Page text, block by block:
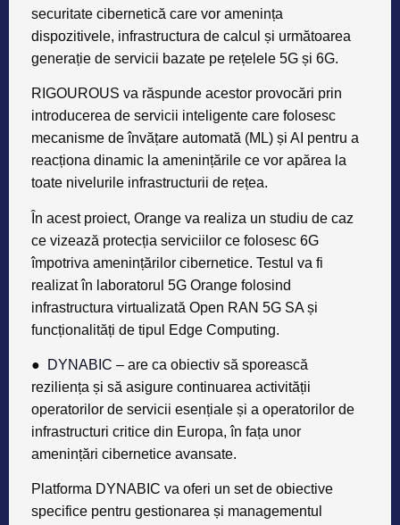
securitate cibernetică care vor amenința
dispozitivele, infrastructura de calcul și următoarea
generație de servicii bazate pe rețelele 5G și 6G.
RIGOUROUS va răspunde acestor provocări prin
introducerea de servicii inteligente care folosesc
mecanisme de învățare automată (ML) și AI pentru a
reacționa dinamic la amenințările ce vor apărea la
toate nivelurile infrastructurii de rețea.
În acest proiect, Orange va realiza un studiu de caz
ce vizează protecția serviciilor ce folosesc 6G
împotriva amenințărilor cibernetice. Testul va fi
realizat în laboratorul 5G Orange folosind
infrastructura virtualizată Open RAN 5G SA și
funcționalități de tipul Edge Computing.
● DYNABIC – are ca obiectiv să sporească
reziliența și să asigure continuarea activității
operatorilor de servicii esențiale și a operatorilor de
infrastructuri critice din Europa, în fața unor
amenințări cibernetice avansate.
Platforma DYNABIC va oferi un set de obiective
specifice pentru gestionarea și managementul